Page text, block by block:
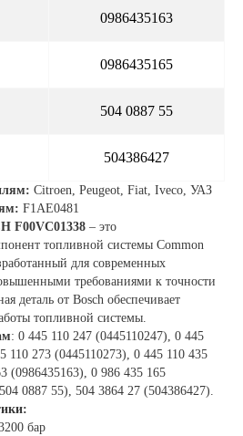
0986435163
0986435165
504 0887 55
504386427
Citroen, Peugeot, Fiat, Iveco, УАЗ
F1AE0481
F00VC01338 – это
топливной системы Common
для современных
требованиями к точности
деталь от Bosch обеспечивает
топливной системы.
: 0 445 110 247 (0445110247), 0 445
110 273 (0445110273), 0 445 110 435
(0986435163), 0 986 435 165
0887 55), 504 3864 27 (504386427).
бар